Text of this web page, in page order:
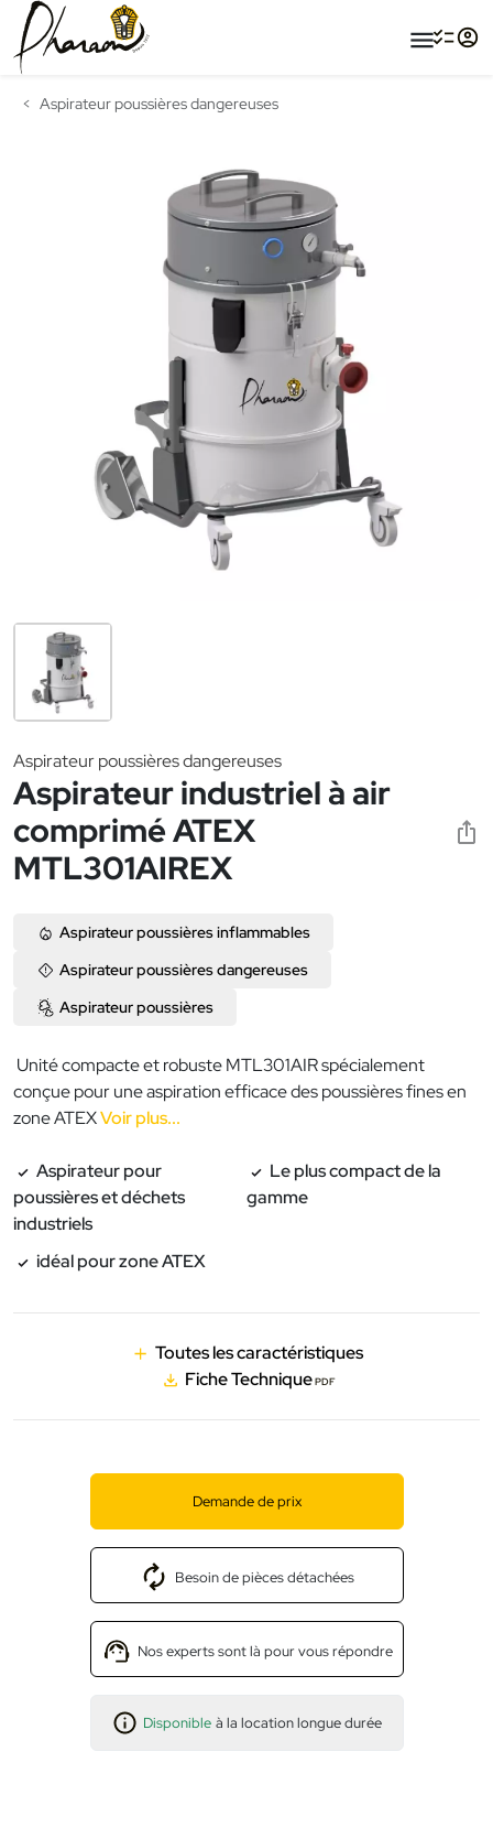
menu
Aspirateur poussières dangereuses
Aspirateur poussières dangereuses
Aspirateur industriel à air
comprimé ATEX
MTL301AIREX
Aspirateur poussières inflammables
Aspirateur poussières dangereuses
Aspirateur poussières
Unité compacte et robuste MTL301AIR spécialement
conçue pour une aspiration efficace des poussières fines en
zone ATEXVoir plus...
Aspirateur pour
poussières et déchets
industriels
Le plus compact de la
gamme
idéal pour zone ATEX
Toutes les caractéristiques
Fiche Technique PDF
Demande de prix
Besoin de pièces détachées
Nos experts sont là pour vous répondre
Disponible à la location longue durée